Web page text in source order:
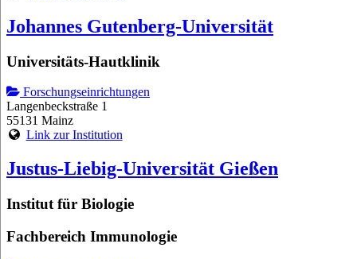
Johannes Gutenberg-Universität
Universitäts-Hautklinik
Forschungseinrichtungen
Langenbeckstraße 1
55131 Mainz
Link zur Institution
Justus-Liebig-Universität Gießen
Institut für Biologie
Fachbereich Immunologie